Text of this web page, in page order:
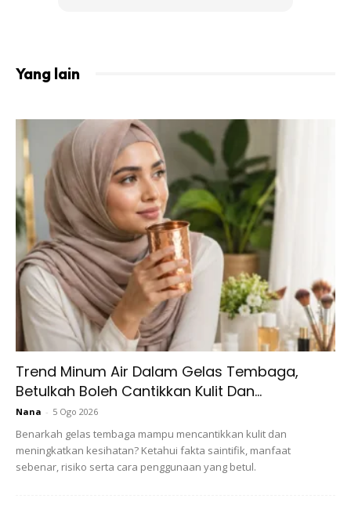
Minyak kelapa mempunyai sifat emolien dan pelembab.
Ciri-ciri ini boleh membantu mengekalkan bibir anda lembut
dan serta menghalangnya daripada menjadi kering dan
lebih gelap, yang biasanya berlaku dengan dehidrasi kulit.
BELI DI SINI:LAZADA
Apa yang boleh anda lakukan:Ambil sedikit minyak
kelapa dara pada jari telunjuk anda dan sapukan pada bibir.
Biarkan ia kering. Anda boleh melakukan ini 1-2 kali sehari.
2. Lemon dan madu
Yang lain
Trend Minum Air Dalam Gelas Tembaga,
Betulkah Boleh Cantikkan Kulit Dan...
Nana - 5 Ogo 2026
Benarkah gelas tembaga mampu mencantikkan kulit dan
meningkatkan kesihatan? Ketahui fakta saintifik, manfaat
sebenar, risiko serta cara penggunaan yang betul.